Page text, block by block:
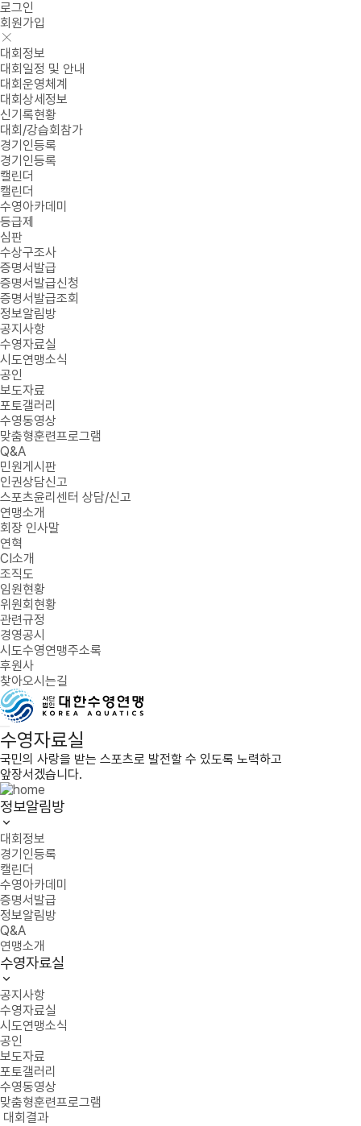
로그인
회원가입
대회정보
대회일정 및 안내
대회운영체계
대회상세정보
신기록현황
대회/강습회참가
경기인등록
경기인등록
캘린더
캘린더
수영아카데미
등급제
심판
수상구조사
증명서발급
증명서발급신청
증명서발급조회
정보알림방
공지사항
수영자료실
시도연맹소식
공인
보도자료
포토갤러리
수영동영상
맞춤형훈련프로그램
Q&A
민원게시판
인권상담신고
스포츠윤리센터 상담/신고
연맹소개
회장 인사말
연혁
CI소개
조직도
임원현황
위원회현황
관련규정
경영공시
시도수영연맹주소록
후원사
찾아오시는길
수영자료실
국민의 사랑을 받는 스포츠로 발전할 수 있도록 노력하고
앞장서겠습니다.
정보알림방
대회정보
경기인등록
캘린더
수영아카데미
증명서발급
정보알림방
Q&A
연맹소개
수영자료실
공지사항
수영자료실
시도연맹소식
공인
보도자료
포토갤러리
수영동영상
맞춤형훈련프로그램
대회결과